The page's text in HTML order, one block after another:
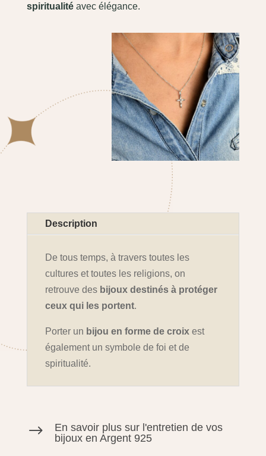
spiritualitéavec élégance.
Description
De tous temps, à travers toutes les
cultures et toutes les religions, on
retrouve des bijoux destinés à protéger
ceux qui les portent.
Porter un bijou en forme de croixest
également un symbole de foi et de
spiritualité.
$
En savoir plus sur l'entretien de vos
bijoux en Argent 925